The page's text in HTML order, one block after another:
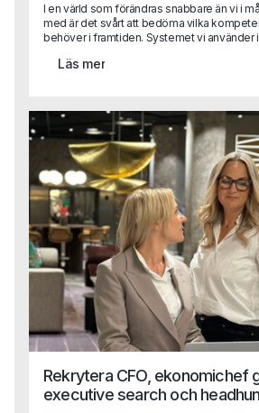
I en värld som förändras snabbare än vi i
med är det svårt att bedöma vilka
behöver i framtiden. Systemet vi använder
viktigaste process automatiserad innan året
Läs mer
Rekrytera CFO, ekonomichef
executive search och